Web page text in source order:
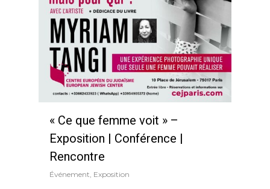
« Ce que femme voit » –
Exposition | Conférence |
Rencontre
Événement, Exposition